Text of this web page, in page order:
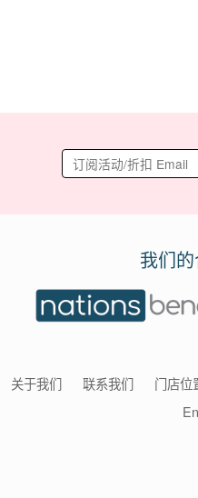
我们
关于我们 联系我们 门店位